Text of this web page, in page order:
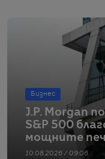
Бизнес
J.P. Morgan
S&P 500
мощните
10.08.2026 / 09:06